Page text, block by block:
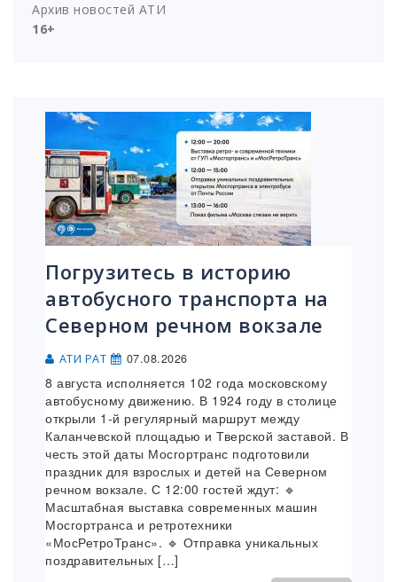
Архив новостей АТИ
16+
Погрузитесь в историю
автобусного транспорта на
Северном речном вокзале
АТИ РАТ 07.08.2026
8 августа исполняется 102 года московскому
автобусному движению. В 1924 году в столице
открыли 1-й регулярный маршрут между
Каланчевской площадью и Тверской заставой. В
честь этой даты Мосгортранс подготовили
праздник для взрослых и детей на Северном
речном вокзале. С 12:00 гостей ждут: 🔹
Масштабная выставка современных машин
Мосгортранса и ретротехники
«МосРетроТранс». 🔹 Отправка уникальных
поздравительных […]